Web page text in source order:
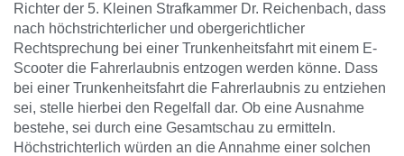
Richter der 5. Kleinen Strafkammer Dr. Reichenbach, dass
nach höchstrichterlicher und obergerichtlicher
Rechtsprechung bei einer Trunkenheitsfahrt mit einem E-
Scooter die Fahrerlaubnis entzogen werden könne. Dass
bei einer Trunkenheitsfahrt die Fahrerlaubnis zu entziehen
sei, stelle hierbei den Regelfall dar. Ob eine Ausnahme
bestehe, sei durch eine Gesamtschau zu ermitteln.
Höchstrichterlich würden an die Annahme einer solchen